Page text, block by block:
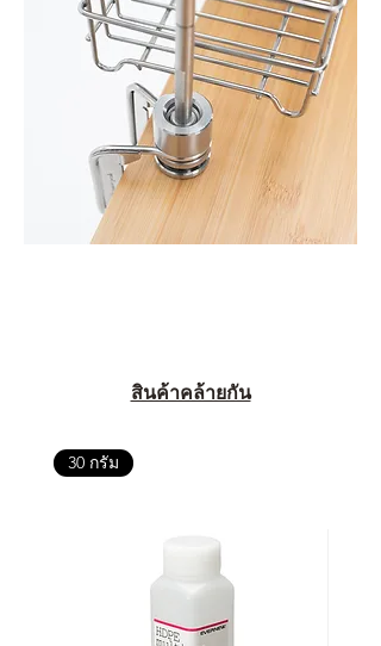
สินค้าคล้ายกัน
30 กรัม